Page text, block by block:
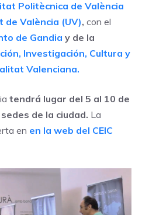
Politècnica de València
de València (UV), con el
de Gandia y de la
Investigación, Cultura y
Valenciana.
tendrá lugar del 5 al 10 de
de la ciudad. La
en en la web del CEIC